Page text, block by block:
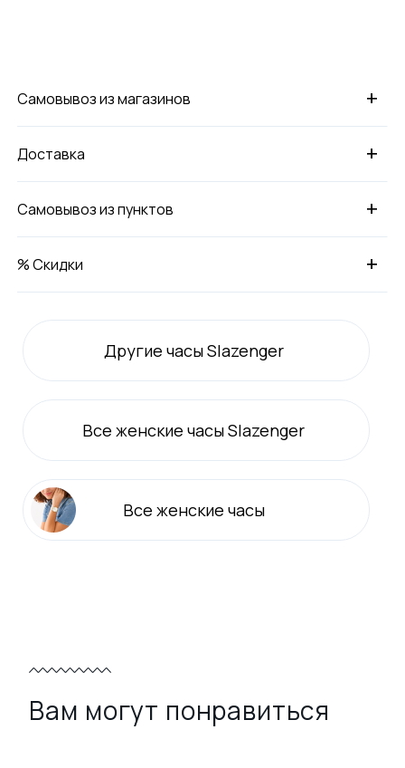
+
Самовывоз из магазинов
+
Доставка
+
Самовывоз из пунктов
+
% Скидки
Другие часы Slazenger
Всеженские часы Slazenger
Все женские часы
Вам могут понравиться